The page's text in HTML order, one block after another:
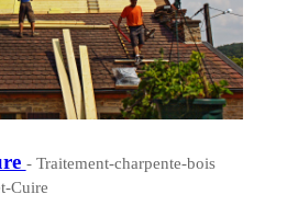
- Traitement-charpente-bois
Cuire